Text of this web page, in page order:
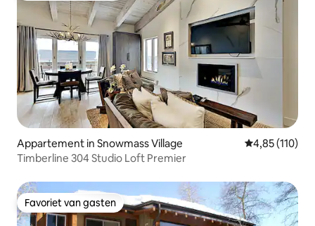
Appartement in Snowmass Village Gemiddelde
4,85 (110)
Timberline 304 Studio Loft Premier
Favoriet van gasten
Favoriet van gasten